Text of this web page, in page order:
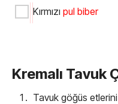
Kırmızı pul biber
Kremalı Tavuk
Tavuk göğüs